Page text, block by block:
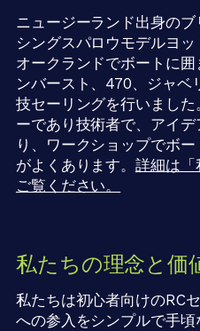
ニュージーランド出身の
シングスパロウモデルヨ
オークランドでボートに
ンバースト、470、ジャベ
技セーリングを行いまし
ーであり技術者で、アイ
り、ワークショップでボ
がよくあります。詳細は「
ご覧ください。
私たちの理念と価
私たちは初心者向けのRC
への参入をシンプルで手